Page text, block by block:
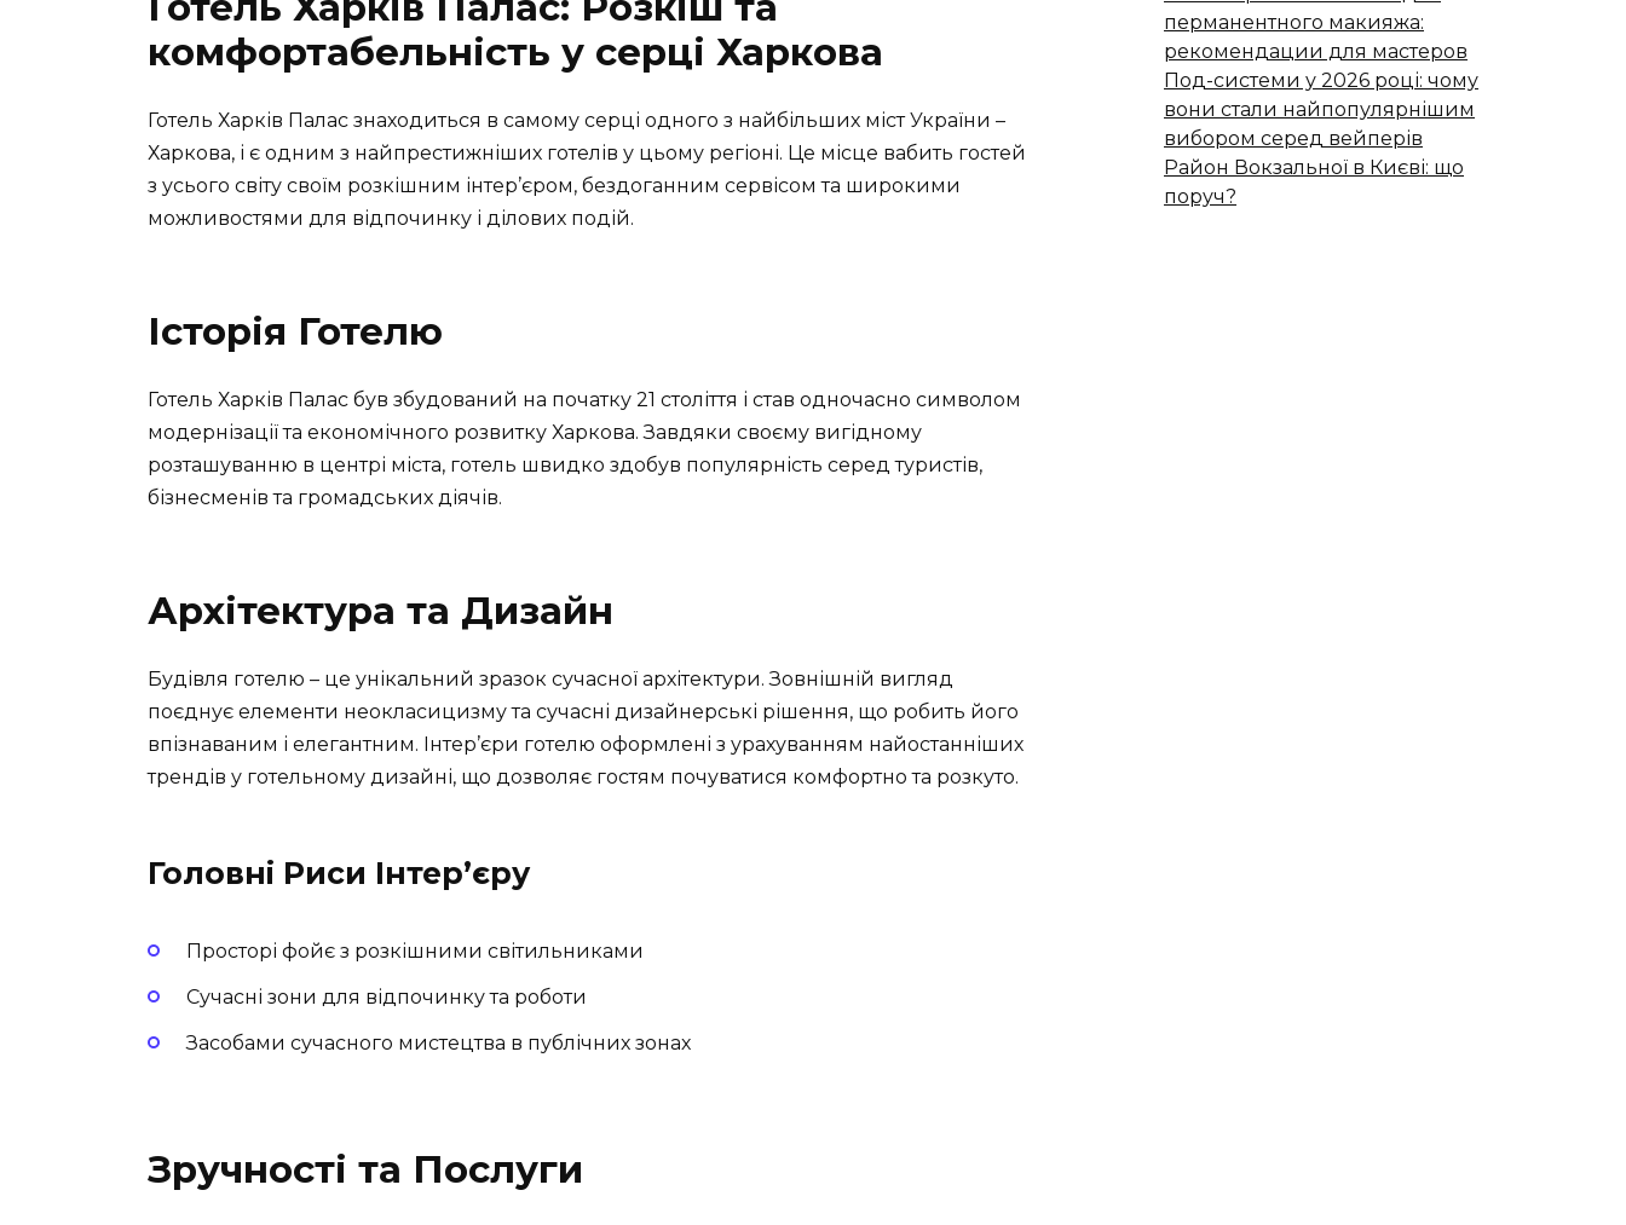
комфортабельність у серці Харкова
Готель Харків Палас знаходиться в самому серці одного з найбільших міст України –
Харкова, і є одним з найпрестижніших готелів у цьому регіоні. Це місце вабить гостей
з усього світу своїм розкішним інтер’єром, бездоганним сервісом та широкими
можливостями для відпочинку і ділових подій.
Історія Готелю
Готель Харків Палас був збудований на початку 21 століття і став одночасно символом
модернізації та економічного розвитку Харкова. Завдяки своєму вигідному
розташуванню в центрі міста, готель швидко здобув популярність серед туристів,
бізнесменів та громадських діячів.
Архітектура та Дизайн
Будівля готелю – це унікальний зразок сучасної архітектури. Зовнішній вигляд
поєднує елементи неокласицизму та сучасні дизайнерські рішення, що робить його
впізнаваним і елегантним. Інтер’єри готелю оформлені з урахуванням найостанніших
трендів у готельному дизайні, що дозволяє гостям почуватися комфортно та розкуто.
Головні Риси Інтер’єру
Просторі фойє з розкішними світильниками
Сучасні зони для відпочинку та роботи
Засобами сучасного мистецтва в публічних зонах
Зручності та Послуги
перманентного макияжа:
рекомендации для мастеров
Под-системи у 2026 році: чому
вони стали найпопулярнішим
вибором серед вейперів
Район Вокзальної в Києві: що
поруч?